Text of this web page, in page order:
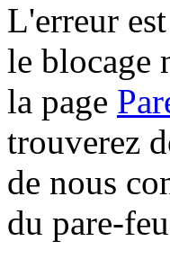
L'erreur
le blocage
la page
trouverez
de nous
du pare-